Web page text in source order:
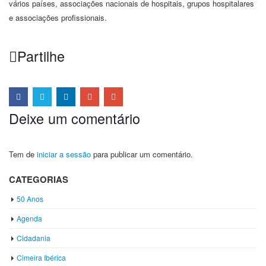
vários países, associações nacionais de hospitais, grupos hospitalares
e associações profissionais.
Partilhe
Deixe um comentário
Tem de iniciar a sessão para publicar um comentário.
CATEGORIAS
50 Anos
Agenda
Cidadania
Cimeira Ibérica